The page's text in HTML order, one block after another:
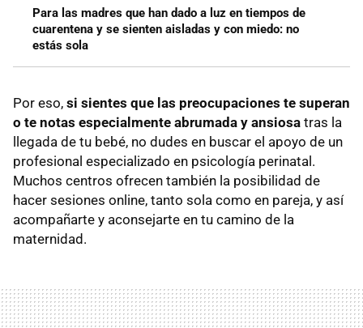
Para las madres que han dado a luz en tiempos de
cuarentena y se sienten aisladas y con miedo: no
estás sola
Por eso, si sientes que las preocupaciones te superan
o te notas especialmente abrumada y ansiosa tras la
llegada de tu bebé, no dudes en buscar el apoyo de un
profesional especializado en psicología perinatal.
Muchos centros ofrecen también la posibilidad de
hacer sesiones online, tanto sola como en pareja, y así
acompañarte y aconsejarte en tu camino de la
maternidad.